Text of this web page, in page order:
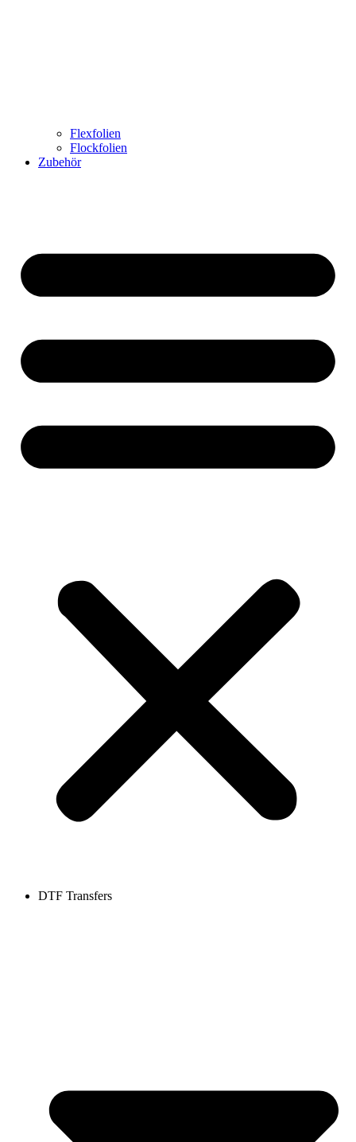
Flexfolien
Flockfolien
Zubehör
DTF Transfers